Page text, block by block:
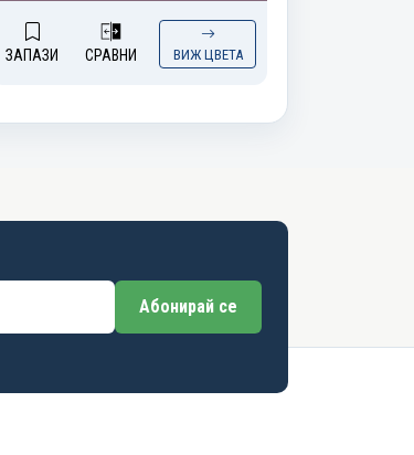
ЗАПАЗИ СРАВНИ ВИЖ ЦВЕТА
Абонирай се